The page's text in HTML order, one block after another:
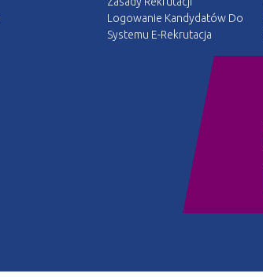
Logowanie Kandydatów Do
Systemu E-Rekrutacja